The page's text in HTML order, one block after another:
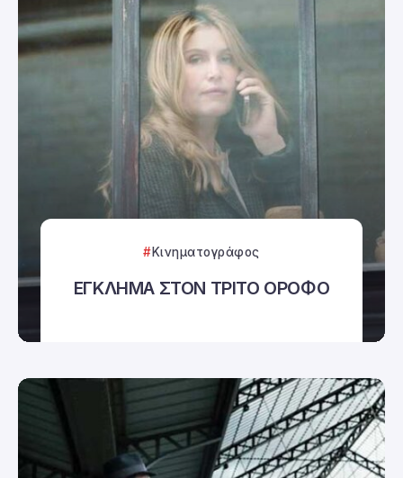
Κινηματογράφος
ΕΓΚΛΗΜΑ ΣΤΟΝ ΤΡΙΤΟ ΟΡΟΦΟ